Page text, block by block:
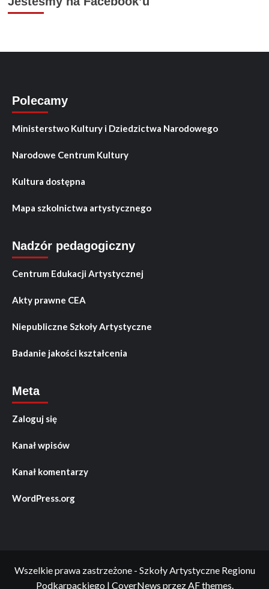
Polecamy
Ministerstwo Kultury i Dziedzictwa Narodowego
Narodowe Centrum Kultury
Kultura dostępna
Mapa szkolnictwa artystycznego
Nadzór pedagogiczny
Centrum Edukacji Artystycznej
Akty prawne CEA
Niepubliczne Szkoły Artystyczne
Badanie jakości kształcenia
Meta
Zaloguj się
Kanał wpisów
Kanał komentarzy
WordPress.org
Wszelkie prawa zastrzeżone - Szkoły Artystyczne Regionu
Podkarpackiego | CoverNews przez AF themes.